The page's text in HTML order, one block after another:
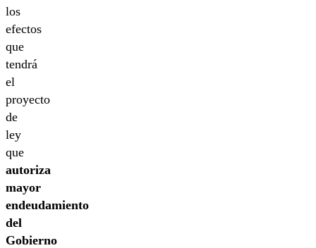
los
efectos
que
tendrá
el
proyecto
de
ley
que
autoriza
mayor
endeudamiento
del
Gobierno